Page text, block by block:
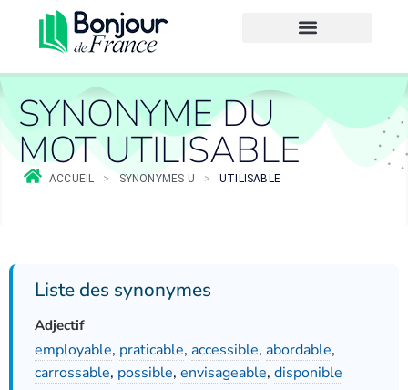
SYNONYME DU
MOT UTILISABLE
ACCUEIL > SYNONYMES U > UTILISABLE
Liste des synonymes
Adjectif
employable, praticable, accessible, abordable,
carrossable, possible, envisageable, disponible